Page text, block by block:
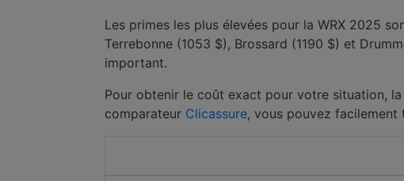
Les primes les plus élevées pour la WRX 2025
Terrebonne (1053 $), Brossard (1190 $) et
important.
Pour obtenir le coût exact pour votre situation,
comparateur Clicassure, vous pouvez facilement